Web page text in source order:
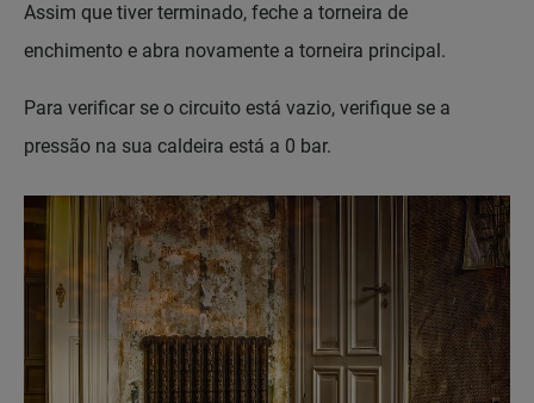
Assim que tiver terminado, feche a torneira de
enchimento e abra novamente a torneira principal.
Para verificar se o circuito está vazio, verifique se a
pressão na sua caldeira está a 0 bar.